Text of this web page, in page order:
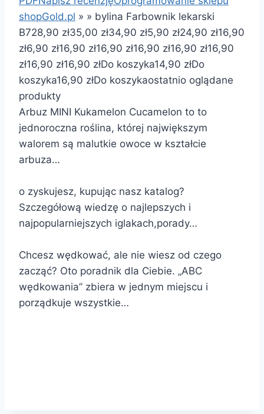
shopGold.pl » » bylina Farbownik lekarski
B728,90 zł35,00 zł34,90 zł5,90 zł24,90 zł16,90
zł6,90 zł16,90 zł16,90 zł16,90 zł16,90 zł16,90
zł16,90 zł16,90 złDo koszyka14,90 złDo
koszyka16,90 złDo koszykaostatnio oglądane
produkty
Arbuz MINI Kukamelon Cucamelon to to
jednoroczna roślina, której największym
walorem są malutkie owoce w kształcie
arbuza…
o zyskujesz, kupując nasz katalog?
Szczegółową wiedzę o najlepszych i
najpopularniejszych iglakach,porady…
Chcesz wędkować, ale nie wiesz od czego
zacząć? Oto poradnik dla Ciebie. „ABC
wędkowania” zbiera w jednym miejscu i
porządkuje wszystkie…